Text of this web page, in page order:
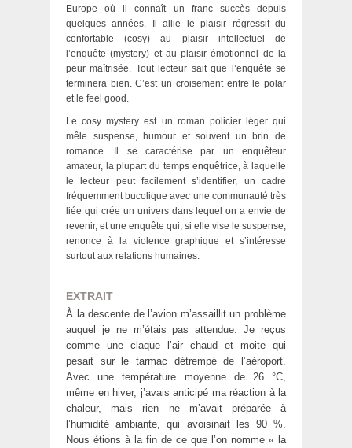
Europe où il connaît un franc succès depuis
quelques années. Il allie le plaisir régressif du
confortable (cosy) au plaisir intellectuel de
l’enquête (mystery) et au plaisir émotionnel de la
peur maîtrisée. Tout lecteur sait que l’enquête se
terminera bien. C’est un croisement entre le polar
et le feel good.
Le cosy mystery est un roman policier léger qui
mêle suspense, humour et souvent un brin de
romance. Il se caractérise par un enquêteur
amateur, la plupart du temps enquêtrice, à laquelle
le lecteur peut facilement s’identifier, un cadre
fréquemment bucolique avec une communauté très
liée qui crée un univers dans lequel on a envie de
revenir, et une enquête qui, si elle vise le suspense,
renonce à la violence graphique et s’intéresse
surtout aux relations humaines.
EXTRAIT
À la descente de l’avion m’assaillit un problème
auquel je ne m’étais pas attendue. Je reçus
comme une claque l’air chaud et moite qui
pesait sur le tarmac détrempé de l’aéroport.
Avec une température moyenne de 26 °C,
même en hiver, j’avais anticipé ma réaction à la
chaleur, mais rien ne m’avait préparée à
l’humidité ambiante, qui avoisinait les 90 %.
Nous étions à la fin de ce que l’on nomme « la